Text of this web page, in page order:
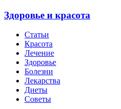
Здоровье и красота
Статьи
Красота
Лечение
Здоровье
Болезни
Лекарства
Диеты
Советы